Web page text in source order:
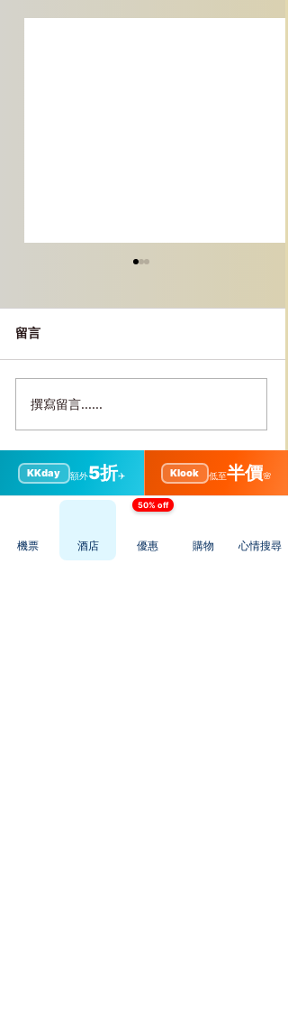
［吉隆坡美食］肉骨茶推
薦｜興記甲洞店Restoran
Heng Kee、必點菜式、價
格便宜
留言
撰寫留言......
KKday 額外5折✈️ Klook 低至半價🌸
機票 酒店
50% off
優惠 購物 心情搜尋